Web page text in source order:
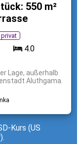
550 m²
4.0
Lage, außerhalb
Aluthgama.
Kurs (US